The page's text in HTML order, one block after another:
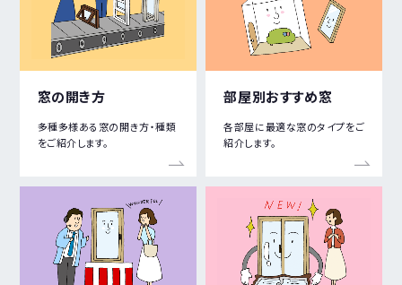
窓の開き方
多種多様ある窓の開き方・種類
をご紹介します。
部屋別おすすめ窓
各部屋に最適な窓のタイプをご
紹介します。